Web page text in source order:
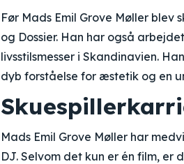
Før Mads Emil Grove Møller blev
og Dossier. Han har også
livsstilsmesser i Skandinavien.
dyb forståelse for æstetik og en
Mads Emil Grove Møller har
DJ. Selvom det kun er én film,